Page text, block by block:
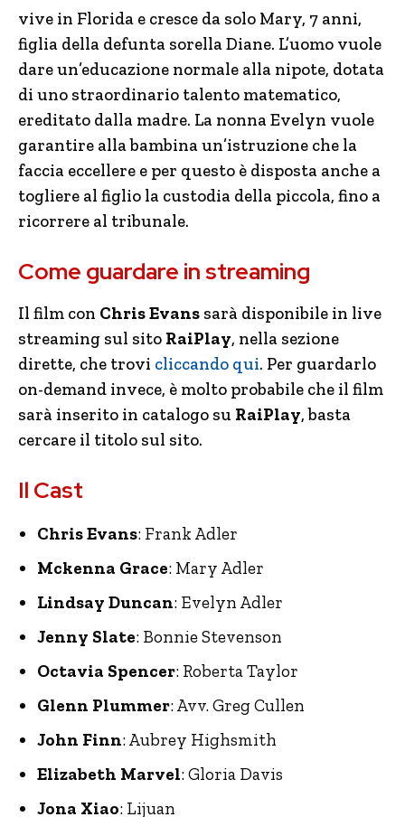
vive in Florida e cresce da solo Mary, 7 anni,
figlia della defunta sorella Diane. L’uomo vuole
dare un’educazione normale alla nipote, dotata
di uno straordinario talento matematico,
ereditato dalla madre. La nonna Evelyn vuole
garantire alla bambina un’istruzione che la
faccia eccellere e per questo è disposta anche a
togliere al figlio la custodia della piccola, fino a
ricorrere al tribunale.
Come guardare in streaming
Il film con Chris Evans sarà disponibile in live
streaming sul sito RaiPlay, nella sezione
dirette, che trovi cliccando qui. Per guardarlo
on-demand invece, è molto probabile che il film
sarà inserito in catalogo su RaiPlay, basta
cercare il titolo sul sito.
Il Cast
Chris Evans: Frank Adler
Mckenna Grace: Mary Adler
Lindsay Duncan: Evelyn Adler
Jenny Slate: Bonnie Stevenson
Octavia Spencer: Roberta Taylor
Glenn Plummer: Avv. Greg Cullen
John Finn: Aubrey Highsmith
Elizabeth Marvel: Gloria Davis
Jona Xiao: Lijuan